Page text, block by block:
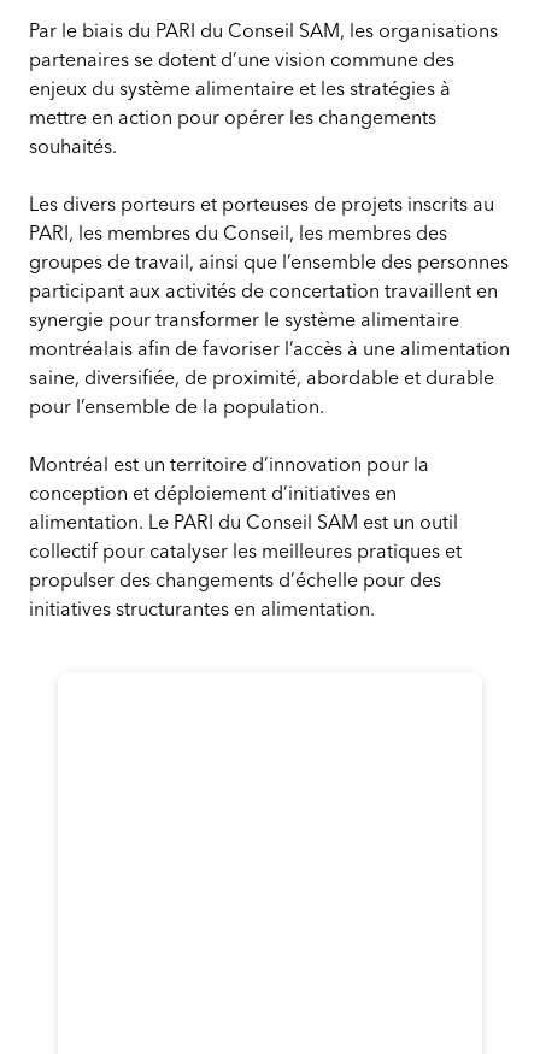
Par le biais du PARI du Conseil SAM, les organisations
partenaires se dotent d’une vision commune des
enjeux du système alimentaire et les stratégies à
mettre en action pour opérer les changements
souhaités.
Les divers porteurs et porteuses de projets inscrits au
PARI, les membres du Conseil, les membres des
groupes de travail, ainsi que l’ensemble des personnes
participant aux activités de concertation travaillent en
synergie pour transformer le système alimentaire
montréalais afin de favoriser l’accès à une alimentation
saine, diversifiée, de proximité, abordable et durable
pour l’ensemble de la population.
Montréal est un territoire d’innovation pour la
conception et déploiement d’initiatives en
alimentation. Le PARI du Conseil SAM est un outil
collectif pour catalyser les meilleures pratiques et
propulser des changements d’échelle pour des
initiatives structurantes en alimentation.